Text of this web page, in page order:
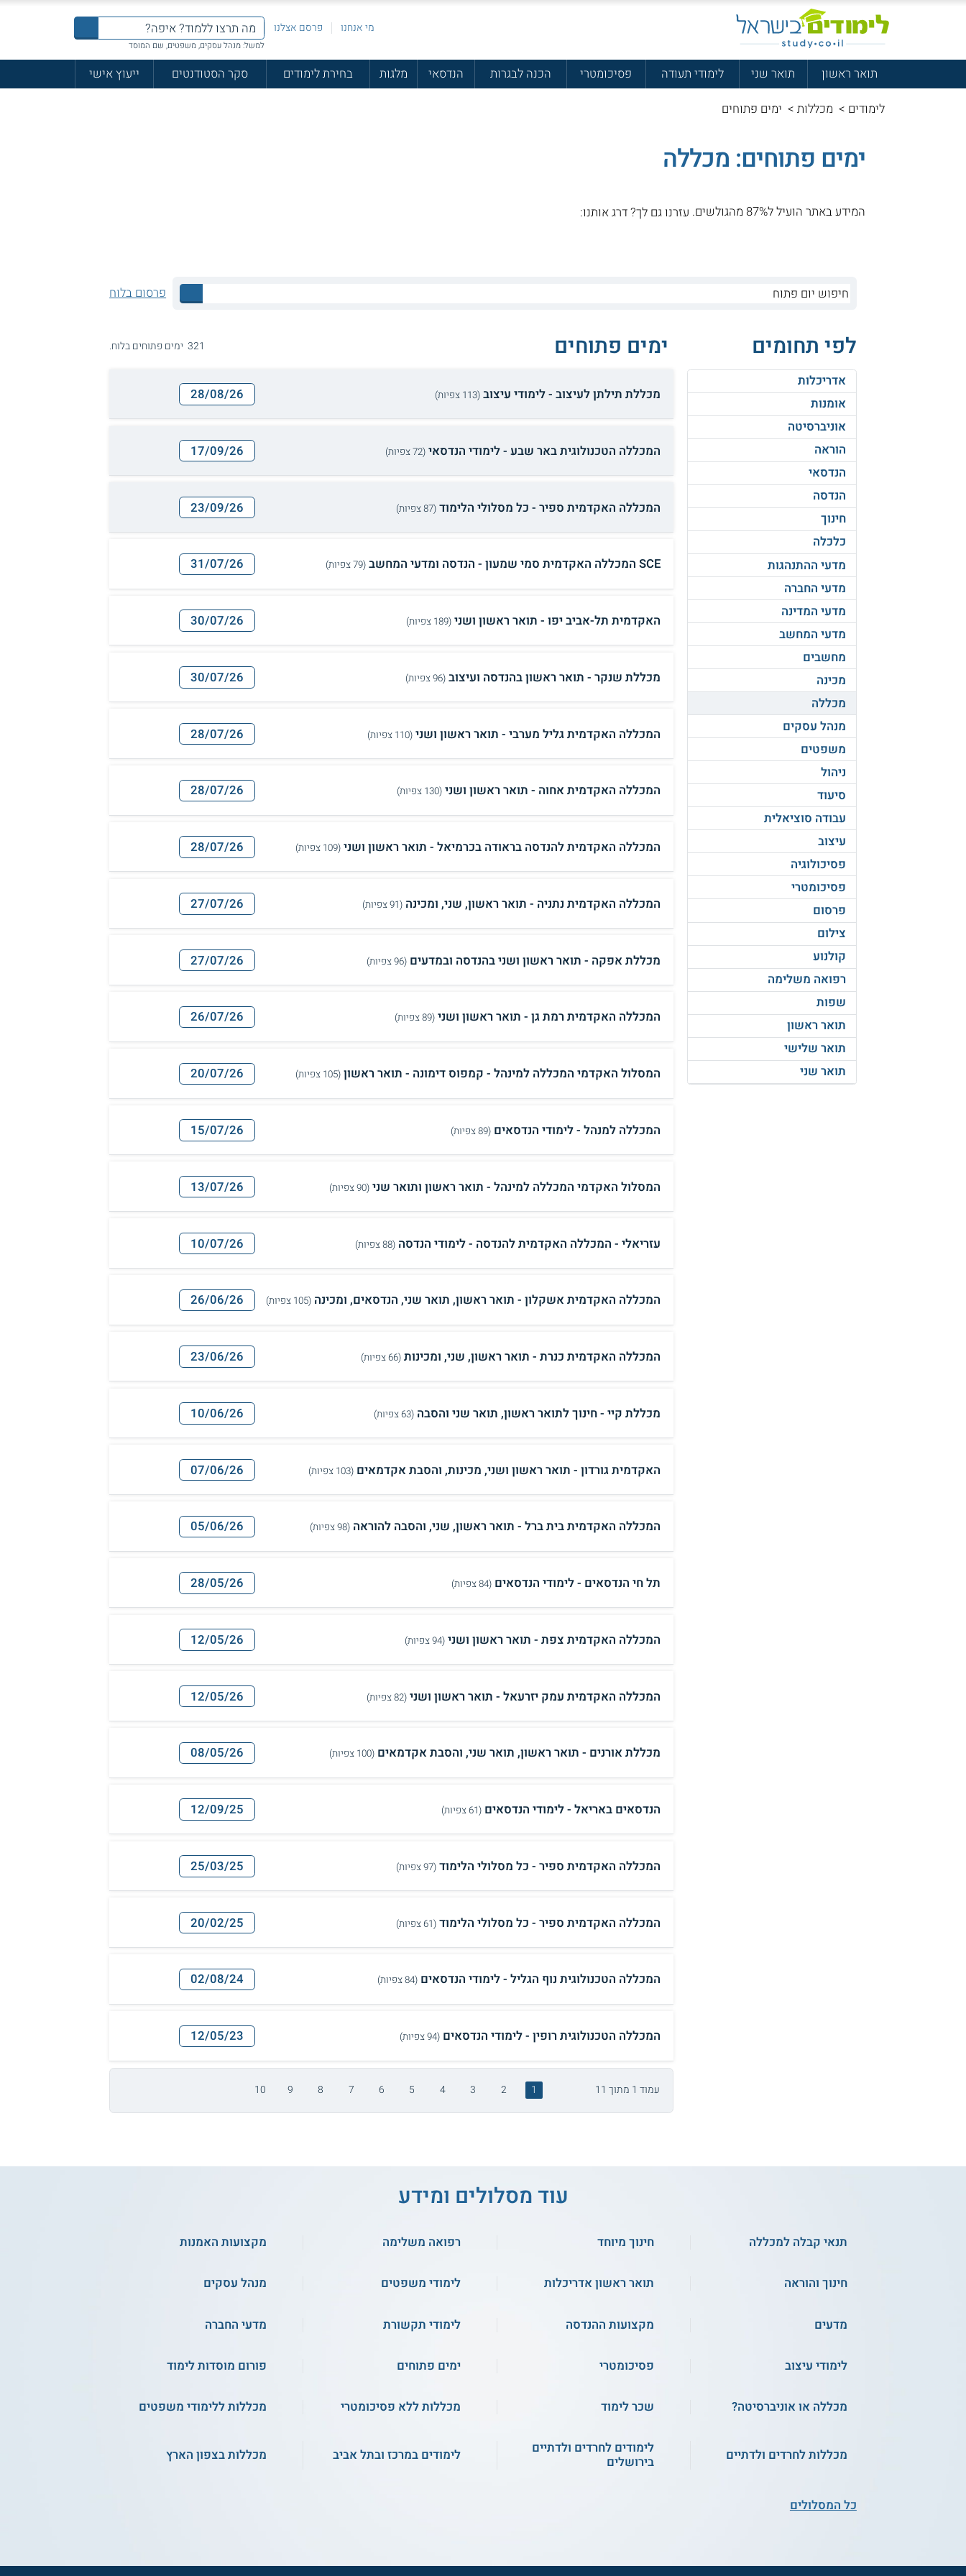
מי אנחנו פרסם אצלנו
למשל: מנהל עסקים, משפטים, שם המוסד
תואר ראשון תואר שני לימודי תעודה פסיכומטרי הכנה לבגרות הנדסאי מלגות בחירת לימודים סקר הסטודנטים
ייעוץ אישי
לימודים > מכללות > ימים פתוחים
ימים פתוחים: מכללה
המידע באתר הועיל ל87% מהגולשים. עזרנו גם לך? דרג אותנו:
פרסום בלוח
לפי תחומים
אדריכלות
אומנות
אוניברסיטה
הוראה
הנדסאי
הנדסה
חינוך
כלכלה
מדעי ההתנהגות
מדעי החברה
מדעי המדינה
מדעי המחשב
מחשבים
מכינה
מכללה
מנהל עסקים
משפטים
ניהול
סיעוד
עבודה סוציאלית
עיצוב
פסיכולוגיה
פסיכומטרי
פרסום
צילום
קולנוע
רפואה משלימה
שפות
תואר ראשון
תואר שלישי
תואר שני
ימים פתוחים 321 ימים פתוחים בלוח.
מכללת תילתן לעיצוב - לימודי עיצוב(113 צפיות) 28/08/26
המכללה הטכנולוגית באר שבע - לימודי הנדסאי(72 צפיות) 17/09/26
המכללה האקדמית ספיר - כל מסלולי הלימוד(87 צפיות) 23/09/26
SCE המכללה האקדמית סמי שמעון - הנדסה ומדעי המחשב (79 צפיות) 31/07/26
האקדמית תל-אביב יפו - תואר ראשון ושני(189 צפיות) 30/07/26
מכללת שנקר - תואר ראשון בהנדסה ועיצוב(96 צפיות) 30/07/26
המכללה האקדמית גליל מערבי - תואר ראשון ושני(110 צפיות) 28/07/26
המכללה האקדמית אחוה - תואר ראשון ושני(130 צפיות) 28/07/26
המכללה האקדמית להנדסה בראודה בכרמיאל - תואר ראשון ושני(109 צפיות) 28/07/26
המכללה האקדמית נתניה - תואר ראשון, שני, ומכינה(91 צפיות) 27/07/26
מכללת אפקה - תואר ראשון ושני בהנדסה ובמדעים(96 צפיות) 27/07/26
המכללה האקדמית רמת גן - תואר ראשון ושני(89 צפיות) 26/07/26
המסלול האקדמי המכללה למינהל - קמפוס דימונה - תואר ראשון(105 צפיות) 20/07/26
המכללה למנהל - לימודי הנדסאים(89 צפיות) 15/07/26
המסלול האקדמי המכללה למינהל - תואר ראשון ותואר שני(90 צפיות) 13/07/26
עזריאלי - המכללה האקדמית להנדסה - לימודי הנדסה(88 צפיות) 10/07/26
המכללה האקדמית אשקלון - תואר ראשון, תואר שני, הנדסאים, ומכינה(105 צפיות) 26/06/26
המכללה האקדמית כנרת - תואר ראשון, שני, ומכינות(66 צפיות) 23/06/26
מכללת קיי - חינוך לתואר ראשון, תואר שני והסבה(63 צפיות) 10/06/26
האקדמית גורדון - תואר ראשון ושני, מכינות, והסבת אקדמאים(103 צפיות) 07/06/26
המכללה האקדמית בית ברל - תואר ראשון, שני, והסבה להוראה(98 צפיות) 05/06/26
תל חי הנדסאים - לימודי הנדסאים(84 צפיות) 28/05/26
המכללה האקדמית צפת - תואר ראשון ושני(94 צפיות) 12/05/26
המכללה האקדמית עמק יזרעאל - תואר ראשון ושני(82 צפיות) 12/05/26
מכללת אורנים - תואר ראשון, תואר שני, והסבת אקדמאים(100 צפיות) 08/05/26
הנדסאים באריאל - לימודי הנדסאים(61 צפיות) 12/09/25
המכללה האקדמית ספיר - כל מסלולי הלימוד(97 צפיות) 25/03/25
המכללה האקדמית ספיר - כל מסלולי הלימוד(61 צפיות) 20/02/25
המכללה הטכנולוגית נוף הגליל - לימודי הנדסאים(84 צפיות) 02/08/24
המכללה הטכנולוגית רופין - לימודי הנדסאים(94 צפיות) 12/05/23
עמוד 1 מתוך 11 1
2
3
4
5
6
7
8
9
10
עוד מסלולים ומידע
תנאי קבלה למכללה חינוך מיוחד רפואה משלימה מקצועות האמנות
חינוך והוראה תואר ראשון אדריכלות לימודי משפטים מנהל עסקים
מדעים מקצועות ההנדסה לימודי תקשורת מדעי החברה
לימודי עיצוב פסיכומטרי ימים פתוחים פורום מוסדות לימוד
מכללה או אוניברסיטה? שכר לימוד מכללות ללא פסיכומטרי מכללות ללימודי משפטים
מכללות לחרדים ולדתיים
לימודים לחרדים ולדתיים
בירושלים
לימודים במרכז ובתל אביב מכללות בצפון הארץ
כל המסלולים